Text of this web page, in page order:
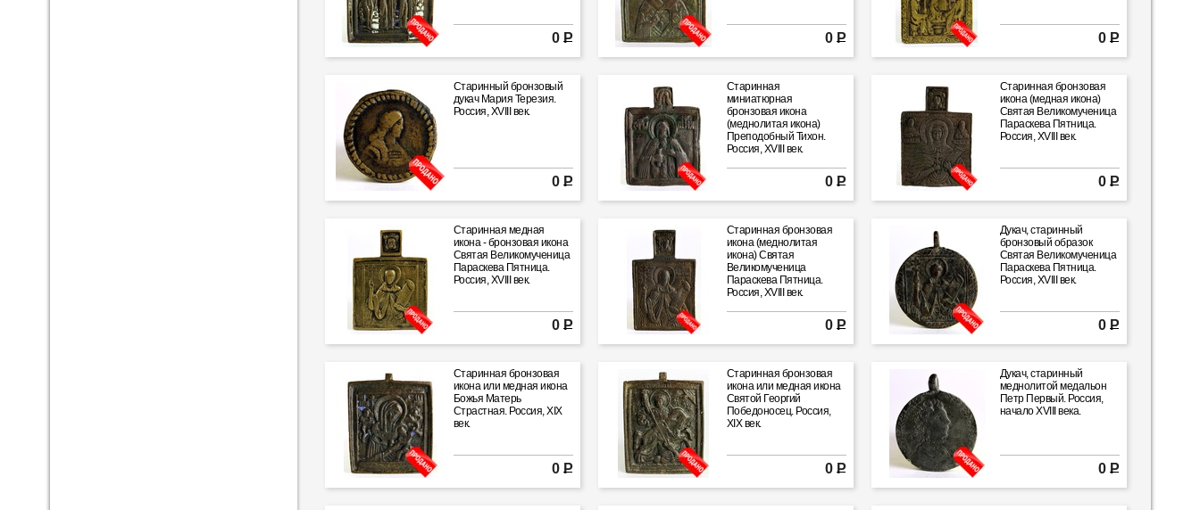
0 Р 0 Р 0 Р
Старинный бронзовый
дукач Мария Терезия.
Россия, XVIII век.
0 Р
Старинная
миниатюрная
бронзовая икона
(меднолитая икона)
Преподобный Тихон.
Россия, XVIII век.
0 Р
Старинная бронзовая
икона (медная икона)
Святая Великомученица
Параскева Пятница.
Россия, XVIII век.
0 Р
Старинная медная
икона - бронзовая икона
Святая Великомученица
Параскева Пятница.
Россия, XVIII век.
0 Р
Старинная бронзовая
икона (меднолитая
икона) Святая
Великомученица
Параскева Пятница.
Россия, XVIII век.
0 Р
Дукач, старинный
бронзовый образок
Святая Великомученица
Параскева Пятница.
Россия, XVIII век.
0 Р
Старинная бронзовая
икона или медная икона
Божья Матерь
Страстная. Россия, XIX
век.
0 Р
Старинная бронзовая
икона или медная икона
Святой Георгий
Победоносец. Россия,
XIX век.
0 Р
Дукач, старинный
меднолитой медальон
Петр Первый. Россия,
начало XVIII века.
0 Р